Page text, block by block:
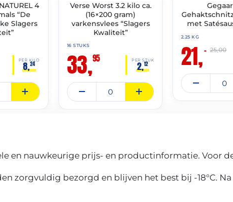
4
“De
Slagers
PER KILO
8,24
✓ VAST ASSORTIMENT
Verse Worst 3.2 kilo ca.
(16×200 gram)
varkensvlees “Slagers
Kwaliteit”
16 STUKS
33,95 PER STUK
2,12
🔥 OP=OP
met
2.25 KG
21,– 25,00
en nauwkeurige prijs- en productinformatie. Voor
zorgvuldig bezorgd en blijven het best bij -18°C.